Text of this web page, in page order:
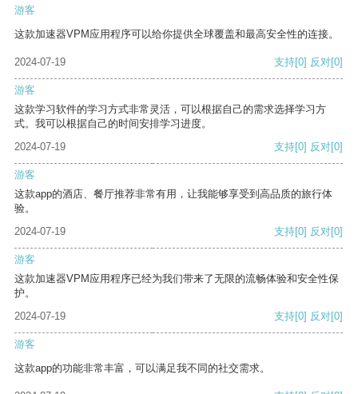
游客
这款加速器VPM应用程序可以给你提供全球覆盖和最高安全性的连接。
2024-07-19 支持[0] 反对[0]
游客
这款学习软件的学习方式非常灵活，可以根据自己的需求选择学习方
式。我可以根据自己的时间安排学习进度。
2024-07-19
支持[0] 反对[0]
游客
这款app的酒店、餐厅推荐非常有用，让我能够享受到高品质的旅行体
验。
2024-07-19
支持[0] 反对[0]
游客
这款加速器VPM应用程序已经为我们带来了无限的流畅体验和安全性保
护。
2024-07-19
支持[0] 反对[0]
游客
这款app的功能非常丰富，可以满足我不同的社交需求。